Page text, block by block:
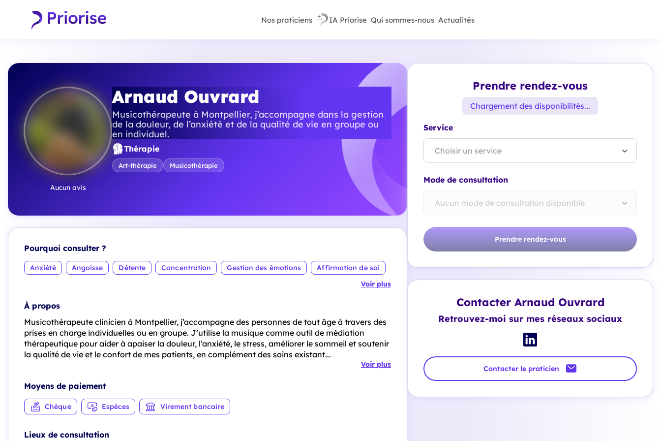
Nos praticiens IA Priorise Qui sommes-nous Actualités
Aucun avis
Arnaud Ouvrard
Musicothérapeute à Montpellier, j’accompagne dans la gestion
de la douleur, de l’anxiété et de la qualité de vie en groupe ou
en individuel.
Thérapie
Art-thérapie Musicothérapie
Pourquoi consulter ?
Anxiété Angoisse Détente Concentration Gestion des émotions
Affirmation de soi
Voir plus
À propos
Musicothérapeute clinicien à Montpellier, j’accompagne des personnes de tout âge à travers des
prises en charge individuelles ou en groupe. J’utilise la musique comme outil de médiation
thérapeutique pour aider à apaiser la douleur, l’anxiété, le stress, améliorer le sommeil et soutenir
la qualité de vie et le confort de mes patients, en complément des soins existant...
Voir plus
Moyens de paiement
Chèque Espèces Virement bancaire
Lieux de consultation
Prendre rendez-vous
Chargement des disponibilités...
Service
Choisir un service
Mode de consultation
Aucun mode de consultation disponible
Prendre rendez-vous
Contacter Arnaud Ouvrard
Retrouvez-moi sur mes réseaux sociaux
Contacter le praticien